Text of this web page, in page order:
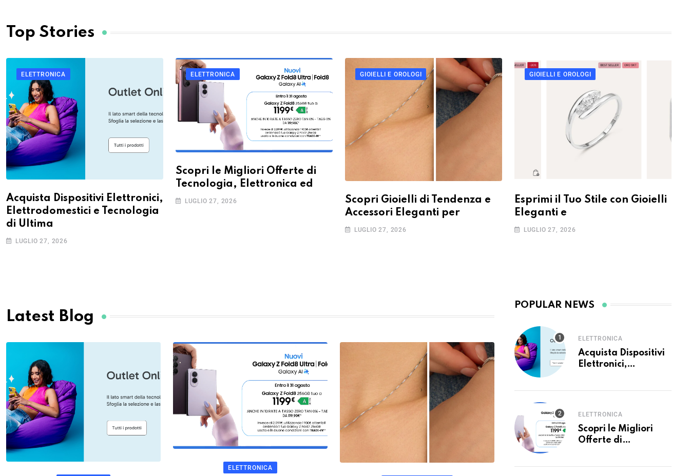
ELETTRONICA
Acquista Dispositivi Elettronici,
Elettrodomestici e Tecnologia
di Ultima
LUGLIO 27, 2026
ELETTRONICA
Scopri le Migliori Offerte di
Tecnologia, Elettronica ed
LUGLIO 27, 2026
GIOIELLI E OROLOGI
Scopri Gioielli di Tendenza e
Accessori Eleganti per
LUGLIO 27, 2026
GIOIELLI E OROLOGI
Esprimi il Tuo Stile con Gioielli
Eleganti e
LUGLIO 27, 2026
ELETTRONICA
ELETTRONICA
Acquista Dispositivi
Elettronici,
ELETTRONICA
Scopri le Migliori
Offerte di